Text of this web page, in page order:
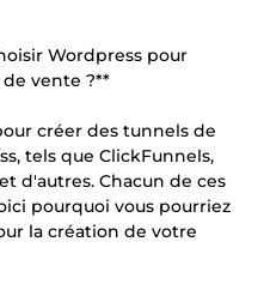
Wordpress pour
vente ?**
créer des tunnels de
tels que ClickFunnels,
d'autres. Chacun de ces
pourquoi vous pourriez
la création de votre